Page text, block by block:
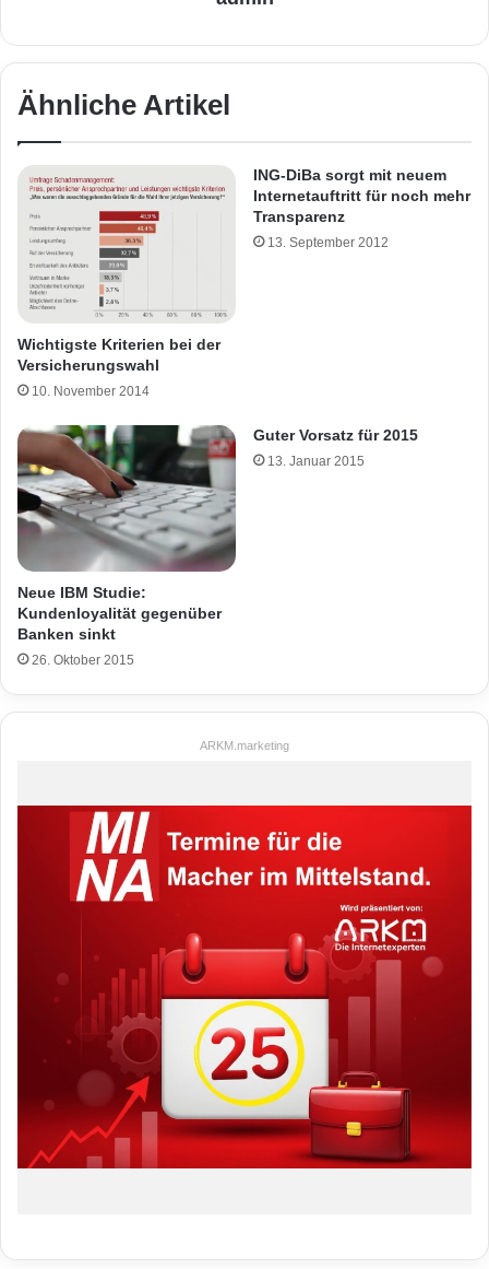
Ähnliche Artikel
Wichtigste Kriterien bei der
Versicherungswahl
10. November 2014
ING-DiBa sorgt mit neuem
Internetauftritt für noch mehr
Transparenz
13. September 2012
Neue IBM Studie:
Kundenloyalität gegenüber
Banken sinkt
26. Oktober 2015
Guter Vorsatz für 2015
13. Januar 2015
ARKM.marketing